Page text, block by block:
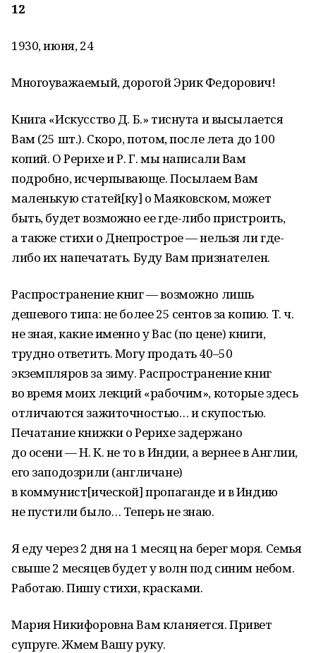
12
1930, июня, 24
Многоуважаемый, дорогой Эрик Федорович!
Книга «Искусство Д. Б.» тиснута и высылается
Вам (25 шт.). Скоро, потом, после лета до 100
копий. О Рерихе и Р. Г. мы написали Вам
подробно, исчерпывающе. Посылаем Вам
маленькую статей[ку] о Маяковском, может
быть, будет возможно ее где-либо пристроить,
а также стихи о Днепрострое — нельзя ли где-
либо их напечатать. Буду Вам признателен.
Распространение книг — возможно лишь
дешевого типа: не более 25 сентов за копию. Т. ч.
не зная, какие именно у Вас (по цене) книги,
трудно ответить. Могу продать 40–50
экземпляров за зиму. Распространение книг
во время моих лекций «рабочим», которые здесь
отличаются зажиточностью… и скупостью.
Печатание книжки о Рерихе задержано
до осени — Н. К. не то в Индии, а вернее в Англии,
его заподозрили (англичане)
в коммунист[ической] пропаганде и в Индию
не пустили было… Теперь не знаю.
Я еду через 2 дня на 1 месяц на берег моря. Семья
свыше 2 месяцев будет у волн под синим небом.
Работаю. Пишу стихи, красками.
Мария Никифоровна Вам кланяется. Привет
супруге. Жмем Вашу руку.